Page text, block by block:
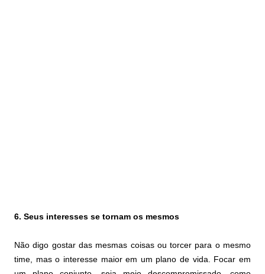
6. Seus interesses se tornam os mesmos
Não digo gostar das mesmas coisas ou torcer para o mesmo
time, mas o interesse maior em um plano de vida. Focar em